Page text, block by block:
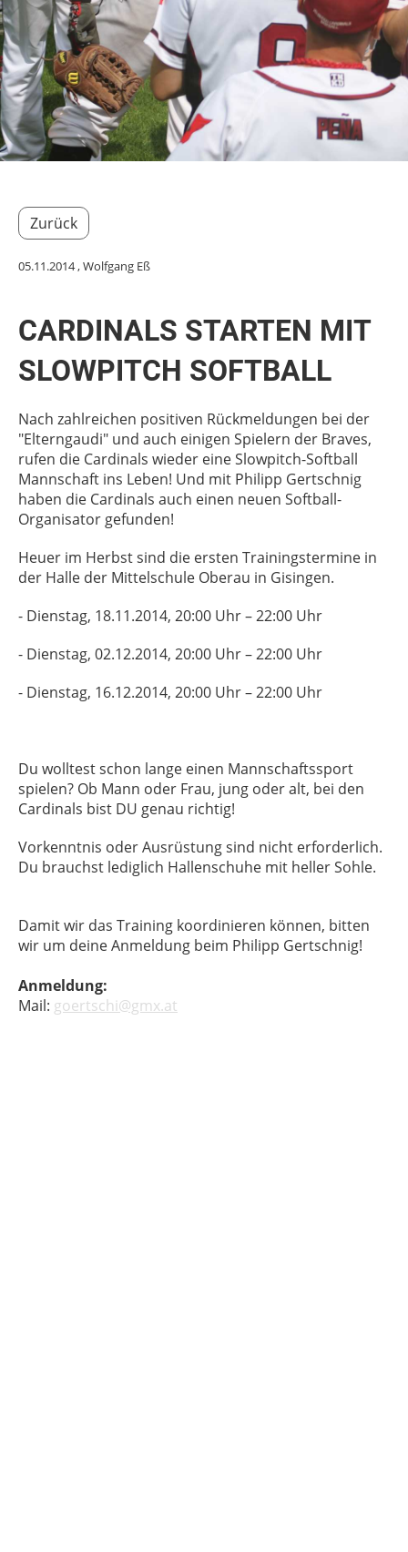
Zurück
05.11.2014, Wolfgang Eß
CARDINALS STARTEN MIT
SLOWPITCH SOFTBALL
Nach zahlreichen positiven Rückmeldungen bei der
"Elterngaudi" und auch einigen Spielern der Braves,
rufen die Cardinals wieder eine Slowpitch-Softball
Mannschaft ins Leben! Und mit Philipp Gertschnig
haben die Cardinals auch einen neuen Softball-
Organisator gefunden!
Heuer im Herbst sind die ersten Trainingstermine in
der Halle der Mittelschule Oberau in Gisingen.
- Dienstag, 18.11.2014, 20:00 Uhr – 22:00 Uhr
- Dienstag, 02.12.2014, 20:00 Uhr – 22:00 Uhr
- Dienstag, 16.12.2014, 20:00 Uhr – 22:00 Uhr
Du wolltest schon lange einen Mannschaftssport
spielen? Ob Mann oder Frau, jung oder alt, bei den
Cardinals bist DU genau richtig!
Vorkenntnis oder Ausrüstung sind nicht erforderlich.
Du brauchst lediglich Hallenschuhe mit heller Sohle.
Damit wir das Training koordinieren können, bitten
wir um deine Anmeldung beim Philipp Gertschnig!
Anmeldung:
Mail: goertschi@gmx.at